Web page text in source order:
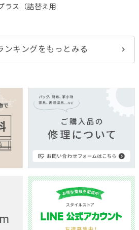
ラス（詰替え用
ンキングをもっとみる